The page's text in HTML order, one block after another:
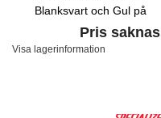
Blanksvart och Gul på
Mattsvart
Pris saknas
Visa lagerinformation